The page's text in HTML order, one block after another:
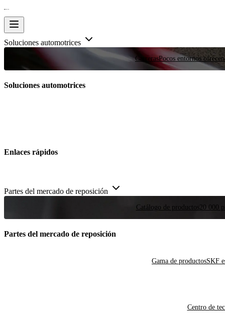
Soluciones automotrices
CarrerasPocos entornos
Soluciones automotrices
Enlaces rápidos
Partes del mercado de reposición
Catálogo de productos20 000
Partes del mercado de reposición
Gama de productosSKF
Centro de